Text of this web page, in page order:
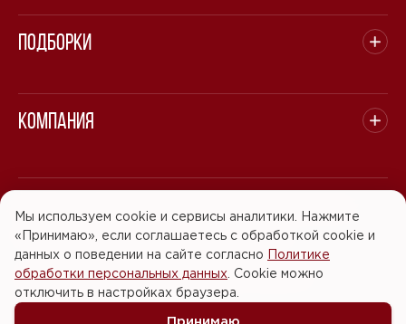
Подборки
Компания
© 2008 - 2026 ООО "БАСТЭН". Все права защищены.
Политика обработки персональных данных
Согласие на обработку персональных данных
Мы используем cookie и сервисы аналитики. Нажмите
«Принимаю», если соглашаетесь с обработкой cookie и
данных о поведении на сайте согласно Политике
обработки персональных данных . Cookie можно
отключить в настройках браузера.
Принимаю